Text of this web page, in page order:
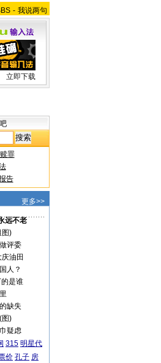
- 我说两句
立即下载
罪
告
更多>>
远不老
图)
评委
油田
人？
是谁
缺失
图)
疑虑
315 明星代
价 孔子 房